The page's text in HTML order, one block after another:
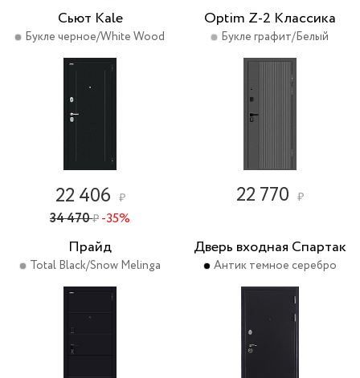
Сьют Kale
Букле черное/White Wood
22 406 ₽
34 470₽ -35%
Optim Z-2 Классика
Букле графит/Белый
22 770 ₽
Прайд
Total Black/Snow Melinga
Дверь входная Спартак
Антик темное серебро